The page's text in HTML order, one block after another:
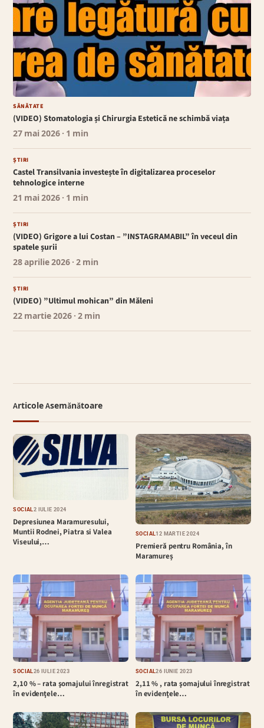
SĂNĂTATE
(VIDEO) Stomatologia și Chirurgia Estetică ne schimbă viața
27 mai 2026 · 1 min
ȘTIRI
Castel Transilvania investește în digitalizarea proceselor
tehnologice interne
21 mai 2026 · 1 min
ȘTIRI
(VIDEO) Grigore a lui Costan – ”INSTAGRAMABIL” în veceul din
spatele șurii
28 aprilie 2026 · 2 min
ȘTIRI
(VIDEO) ”Ultimul mohican” din Măleni
22 martie 2026 · 2 min
Articole Asemănătoare
SOCIAL2 IULIE 2024
Depresiunea Maramuresului,
Muntii Rodnei, Piatra si Valea
Viseului,…
SOCIAL12 MARTIE 2024
Premieră pentru România, în
Maramureș
SOCIAL26 IULIE 2023
2,10 % – rata şomajului înregistrat
în evidenţele…
SOCIAL26 IUNIE 2023
2,11 % , rata şomajului înregistrat
în evidenţele…